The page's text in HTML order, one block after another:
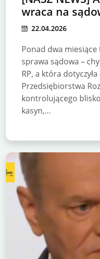
wraca na
22.04.2026
Ponad dwa miesiące
sprawa sądowa –
RP, a która
Przedsiębiorstwa
kontrolującego
kasyn,…